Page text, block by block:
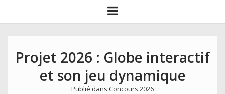
ARTICLES
LE CONCOURS
RESSOURCES
CONTACT
open
menu
Projet 2026 : Globe interactif
et son jeu dynamique
Publié dans Concours 2026